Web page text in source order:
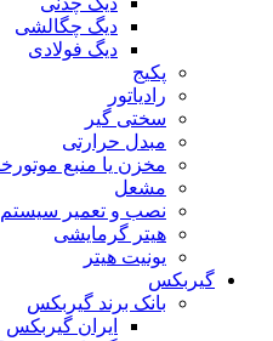
دیگ چگالشی
دیگ فولادی
پکیج
رادیاتور
سختی گیر
مبدل حرارتی
مخزن یا منبع
مشعل
نصب و تعمیر سیستم
هیتر گرمایشی
یونیت هیتر
گیربکس
بانک برند گیربکس
ایران گیربکس